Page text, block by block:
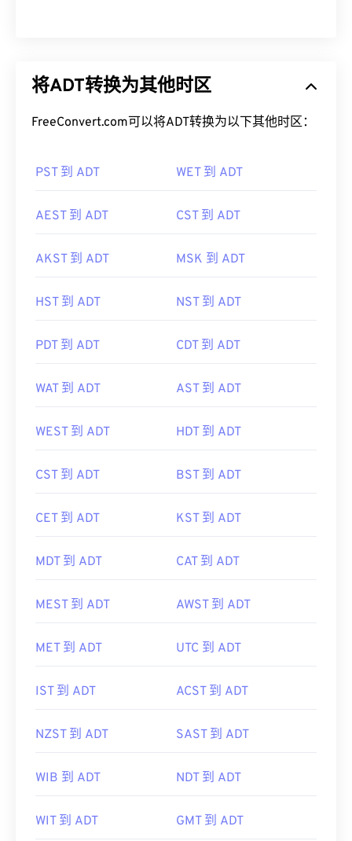
将ADT转换为其他时区
FreeConvert.com可以将ADT转换为以下其他时区：
PST 到 ADT WET 到 ADT
AEST 到 ADT CST 到 ADT
AKST 到 ADT MSK 到 ADT
HST 到 ADT NST 到 ADT
PDT 到 ADT CDT 到 ADT
WAT 到 ADT AST 到 ADT
WEST 到 ADT HDT 到 ADT
CST 到 ADT BST 到 ADT
CET 到 ADT KST 到 ADT
MDT 到 ADT CAT 到 ADT
MEST 到 ADT AWST 到 ADT
MET 到 ADT UTC 到 ADT
IST 到 ADT ACST 到 ADT
NZST 到 ADT SAST 到 ADT
WIB 到 ADT NDT 到 ADT
WIT 到 ADT GMT 到 ADT